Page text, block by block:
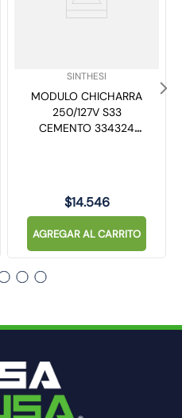
SINTHESI
MODULO CHICHARRA
250/127V S33
CEMENTO 334324
$14.546
AGREGAR AL CARRITO